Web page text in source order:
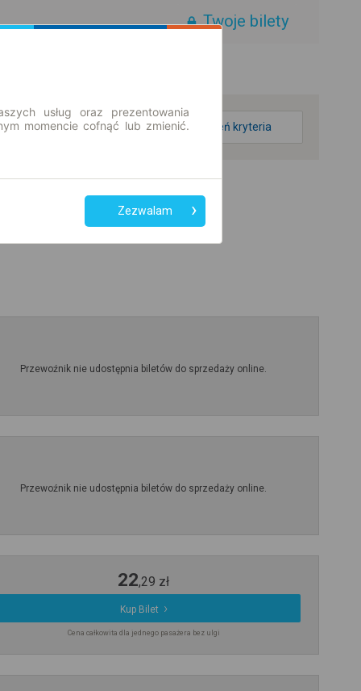
Twoje bilety
zmień kryteria
Przewoźnik nie udostępnia biletów do sprzedaży online.
Przewoźnik nie udostępnia biletów do sprzedaży online.
22,29 zł
Kup Bilet
Cena całkowita dla jednego pasażera bez ulgi
usług oraz prezentowania
momencie cofnąć lub zmienić.
Zezwalam